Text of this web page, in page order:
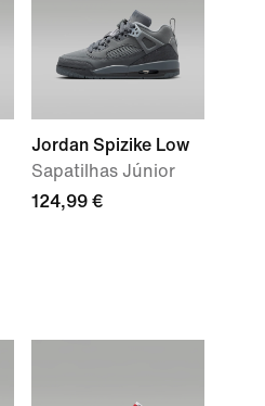
Jordan Spizike Low
Sapatilhas Júnior
124,99 €